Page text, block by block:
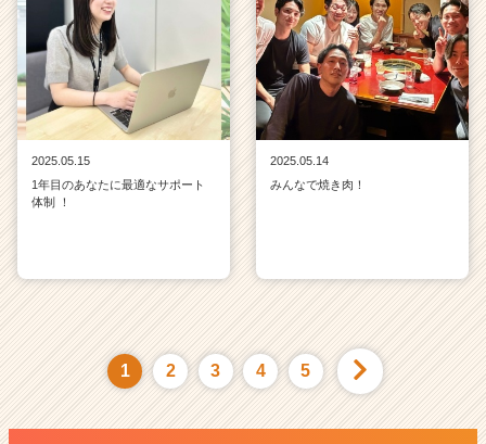
2025.05.15
1年目のあなたに最適なサポート
体制 ！
2025.05.14
みんなで焼き肉！
1 2 3 4 5